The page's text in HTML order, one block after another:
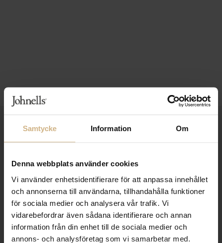
Samtycke Information Om
Denna webbplats använder cookies
Vi använder enhetsidentifierare för att anpassa innehållet
och annonserna till användarna, tillhandahålla funktioner
för sociala medier och analysera vår trafik. Vi
vidarebefordrar även sådana identifierare och annan
information från din enhet till de sociala medier och
annons- och analysföretag som vi samarbetar med.
1-3 VARDAGARS LEVERANS
SAMLA BONUS I KUNDKLUBBEN
Håll dig uppdaterad
PRENUMERERA PÅ VÅRT NYHETSBREV